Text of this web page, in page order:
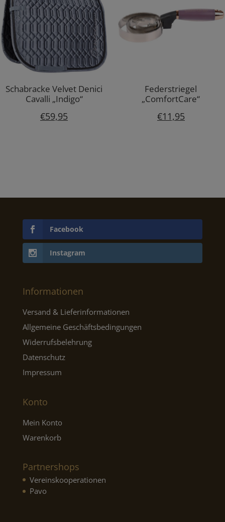
Schabracke Velvet Denici
Cavalli „Indigo“
€59,95
Federstriegel
„ComfortCare“
€11,95
Facebook
Instagram
Informationen
Versand & Lieferinformationen
Allgemeine Geschäftsbedingungen
Widerrufsbelehrung
Datenschutz
Impressum
Konto
Mein Konto
Warenkorb
Partnershops
Vereinskooperationen
Pavo